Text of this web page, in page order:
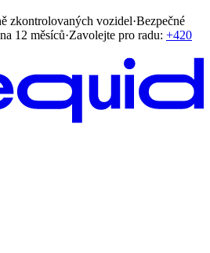
zkontrolovaných vozidel·Bezpečné
12 měsíců·Zavolejte pro radu: +420